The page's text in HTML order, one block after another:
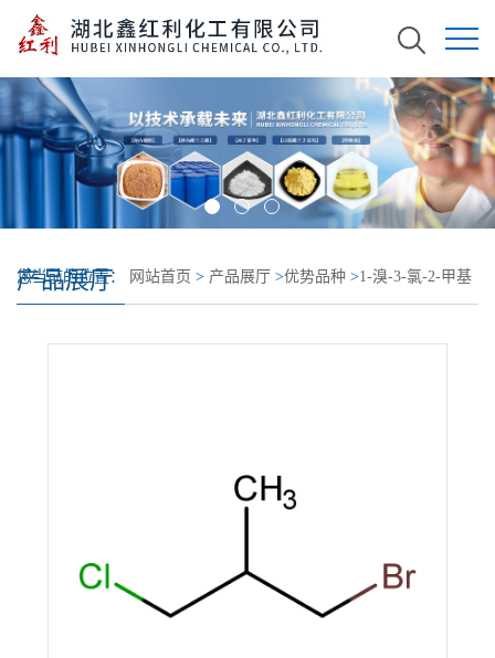
产品展厅
您当前的位置： 网站首页 > 产品展厅 >优势品种 >1-溴-3-氯-2-甲基